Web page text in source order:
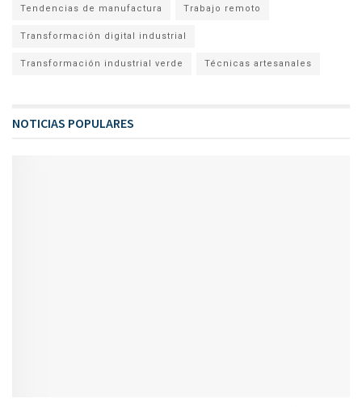
Tendencias de manufactura Trabajo remoto
Transformación digital industrial
Transformación industrial verde Técnicas artesanales
NOTICIAS POPULARES